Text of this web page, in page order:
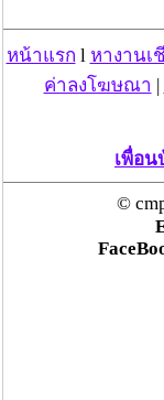
หน้าแรก l หางานเ
ค่าลงโฆษณา |
เพื่อน
©